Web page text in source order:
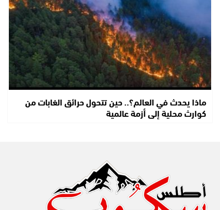
ماذا يحدث في العالم؟.. حين تتحول حرائق الغابات من
كوارث محلية إلى أزمة عالمية